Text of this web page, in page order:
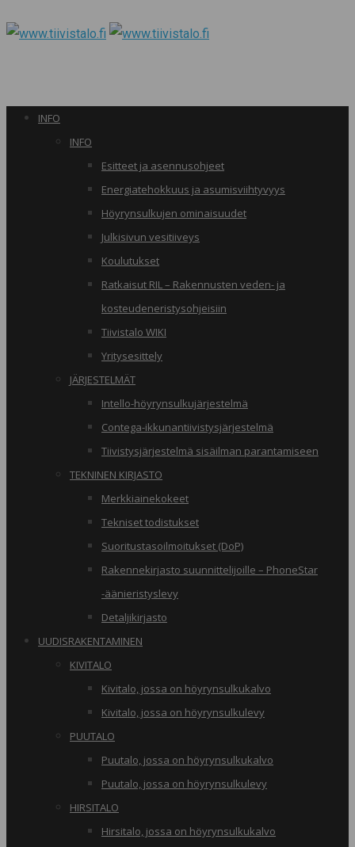
INFO
INFO
Esitteet ja asennusohjeet
Energiatehokkuus ja asumisviihtyvyys
Höyrynsulkujen ominaisuudet
Julkisivun vesitiiveys
Koulutukset
Ratkaisut RIL – Rakennusten veden- ja
kosteudeneristysohjeisiin
Tiivistalo WIKI
Yritysesittely
JÄRJESTELMÄT
Intello-höyrynsulkujärjestelmä
Contega-ikkunantiivistysjärjestelmä
Tiivistysjärjestelmä sisäilman parantamiseen
TEKNINEN KIRJASTO
Merkkiainekokeet
Tekniset todistukset
Suoritustasoilmoitukset (DoP)
Rakennekirjasto suunnittelijoille – PhoneStar
-äänieristyslevy
Detaljikirjasto
UUDISRAKENTAMINEN
KIVITALO
Kivitalo, jossa on höyrynsulkukalvo
Kivitalo, jossa on höyrynsulkulevy
PUUTALO
Puutalo, jossa on höyrynsulkukalvo
Puutalo, jossa on höyrynsulkulevy
HIRSITALO
Hirsitalo, jossa on höyrynsulkukalvo